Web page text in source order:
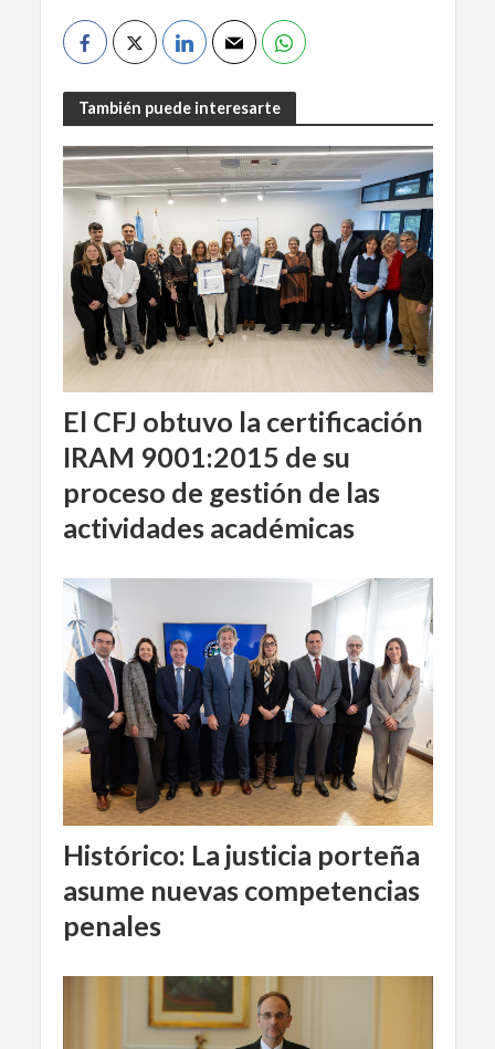
También puede interesarte
El CFJ obtuvo la certificación
IRAM 9001:2015 de su
proceso de gestión de las
actividades académicas
Histórico: La justicia porteña
asume nuevas competencias
penales